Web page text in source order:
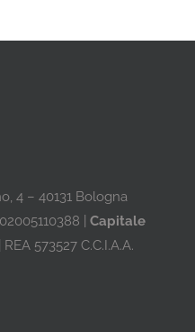
4 – 40131 Bologna
02005110388 | Capitale
573527 C.C.I.A.A.